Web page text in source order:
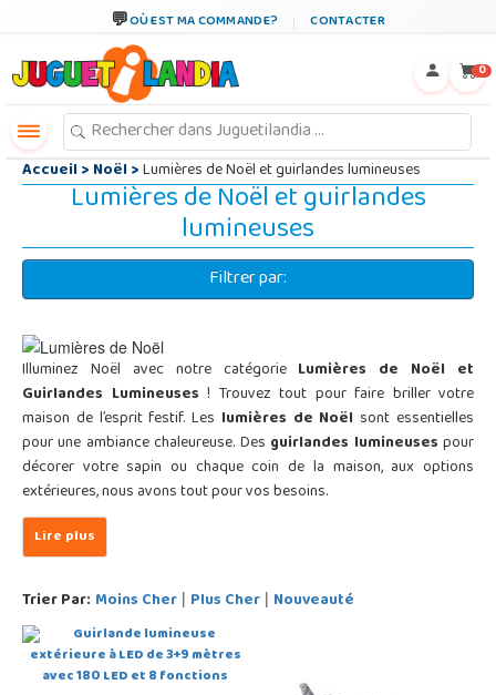
OÙ EST MA COMMANDE? CONTACTER
0
Accueil>Noël>Lumières de Noël et guirlandes lumineuses
Lumières de Noël et guirlandes
lumineuses
Filtrer par:
Illuminez Noël avec notre catégorie Lumières de Noël et
Guirlandes Lumineuses ! Trouvez tout pour faire briller votre
maison de l’esprit festif. Les lumières de Noël sont essentielles
pour une ambiance chaleureuse. Des guirlandes lumineusespour
décorer votre sapin ou chaque coin de la maison, aux options
extérieures, nous avons tout pour vos besoins.
Trier Par: Moins Cher | Plus Cher | Nouveauté